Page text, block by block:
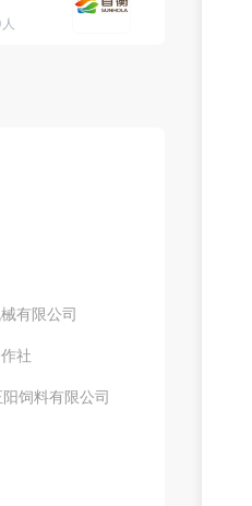
有限公司
社
饲料有限公司